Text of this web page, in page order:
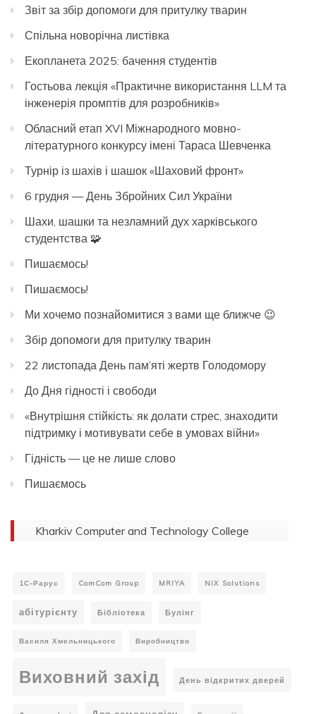
Звіт за збір допомоги для притулку тварин
Спільна новорічна листівка
Екопланета 2025: бачення студентів
Гостьова лекція «Практичне використання LLM та
інженерія промптів для розробників»
Обласний етап XVI Міжнародного мовно-
літературного конкурсу імені Тараса Шевченка
Турнір із шахів і шашок «Шаховий фронт»
6 грудня — День Збройних Сил України
Шахи, шашки та незламний дух харківського
студентства 🧩
Пишаємось!
Пишаємось!
Ми хочемо познайомитися з вами ще ближче 😉
Збір допомоги для притулку тварин
22 листопада День пам’яті жертв Голодомору
До Дня гідності і свободи
«Внутрішня стійкість: як долати стрес, знаходити
підтримку і мотивувати себе в умовах війни»
Гідність — це не лише слово
Пишаємось
Kharkiv Computer and Technology College
1С-Рарус ComCom Group MRIYA NIX Solutions
абітурієнту Бібліотека Булінг
Василя Хмельницького Виробництво
Виховний захід День відкритих дверей